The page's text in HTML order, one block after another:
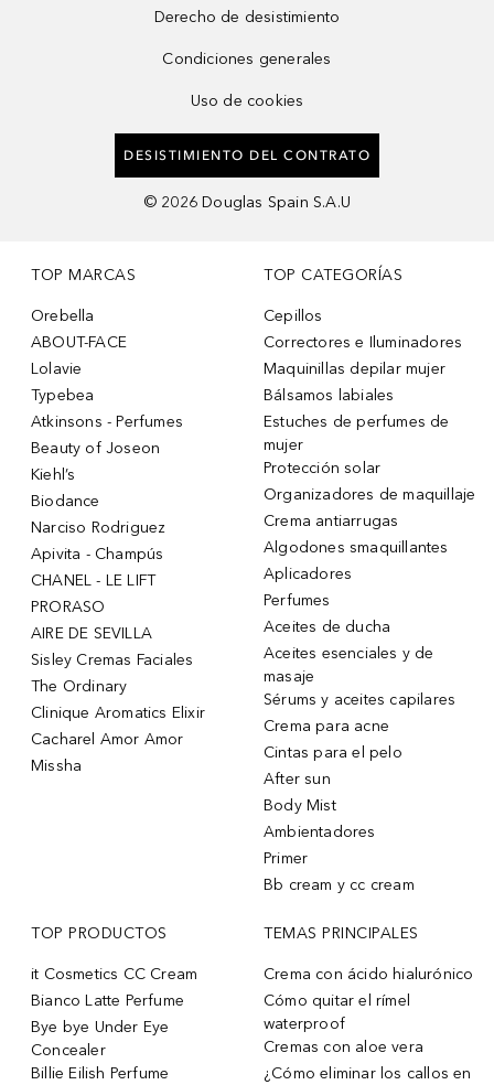
Derecho de desistimiento
Condiciones generales
Uso de cookies
DESISTIMIENTO DEL CONTRATO
© 2026 Douglas Spain S.A.U
TOP MARCAS
Orebella
ABOUT-FACE
Lolavie
Typebea
Atkinsons - Perfumes
Beauty of Joseon
Kiehl’s
Biodance
Narciso Rodriguez
Apivita - Champús
CHANEL - LE LIFT
PRORASO
AIRE DE SEVILLA
Sisley Cremas Faciales
The Ordinary
Clinique Aromatics Elixir
Cacharel Amor Amor
Missha
TOP CATEGORÍAS
Cepillos
Correctores e Iluminadores
Maquinillas depilar mujer
Bálsamos labiales
Estuches de perfumes de
mujer
Protección solar
Organizadores de maquillaje
Crema antiarrugas
Algodones smaquillantes
Aplicadores
Perfumes
Aceites de ducha
Aceites esenciales y de
masaje
Sérums y aceites capilares
Crema para acne
Cintas para el pelo
After sun
Body Mist
Ambientadores
Primer
Bb cream y cc cream
TOP PRODUCTOS
it Cosmetics CC Cream
Bianco Latte Perfume
Bye bye Under Eye
Concealer
Billie Eilish Perfume
TEMAS PRINCIPALES
Crema con ácido hialurónico
Cómo quitar el rímel
waterproof
Cremas con aloe vera
¿Cómo eliminar los callos en